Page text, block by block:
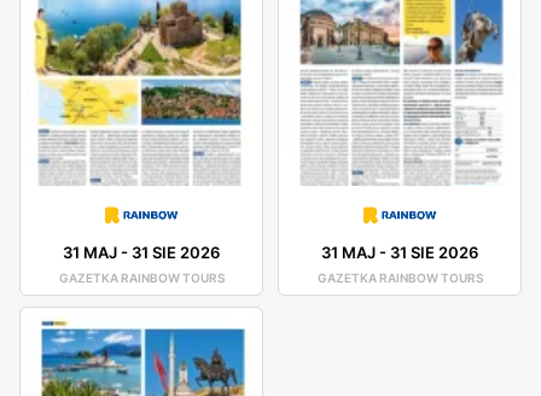
31 MAJ- 31 SIE 2026
GAZETKA RAINBOW TOURS
31 MAJ- 31 SIE 2026
GAZETKA RAINBOW TOURS